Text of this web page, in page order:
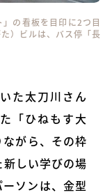
の看板を目印に2つ目
）ビルは、バス停「長
た太刀川さん
「ひねもす大
がら、その枠
しい学びの場
ソンは、金型